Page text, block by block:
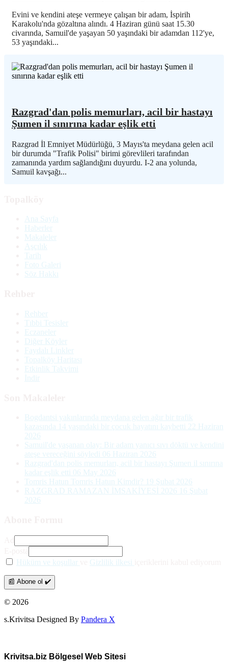
Evini ve kendini ateşe vermeye çalışan bir adam, İspirih
Karakolu'nda gözaltına alındı. 4 Haziran günü saat 15.30
civarında, Samuil'de yaşayan 50 yaşındaki bir adamdan 112'ye,
53 yaşındaki...
Razgrad'dan polis memurları, acil bir hastayı
Şumen il sınırına kadar eşlik etti
Razgrad İl Emniyet Müdürlüğü, 3 Mayıs'ta meydana gelen acil
bir durumda "Trafik Polisi" birimi görevlileri tarafından
zamanında yardım sağlandığını duyurdu. I-2 ana yolunda,
Samuil kavşağı...
Ana Sayfa
Haberler
Makaleler
Aşçılık
Tarih
Foto Galeri
Söz Hakkı
Rehber
Tıbbi Tesisler
Eczaneler
Diğer Köyler
Faydalı Linkler
Topalköy Haritası
Etkinlik Takvimi
İndir
Bogdantsi yakınlarında meydana gelen ağır bir trafik
kazasında 14 yaşındaki bir çocuk hayatını kaybetti 22 Haziran
2026
Samuil'de yaşanan olay: Bir adam yanıcı sıvı döktü ve kendini
ateşe vereceğini söyledi 06 Haziran 2026
Razgrad'dan polis memurları, acil bir hastayı Şumen il sınırına
kadar eşlik etti 06 May 2026
Tomris Hatun Tomris Hatun Kimdir? 19 Şubat 2026
RAZGRAD RAMAZAN İMSAKİYESİ 2026 16 Şubat
2026
Hüküm ve koşullar
Gizlilik ilkesi
📰 Abone ol ✔️
© 2026
s.Krivitsa Designed By Pandera X
Krivitsa.biz Bölgesel Web Sitesi